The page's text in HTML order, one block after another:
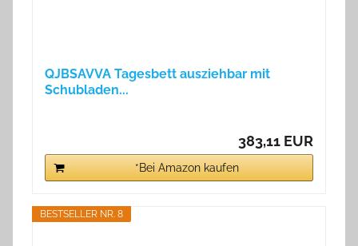
QJBSAVVA Tagesbett ausziehbar mit
Schubladen...
383,11 EUR
*Bei Amazon kaufen
BESTSELLER NR. 8